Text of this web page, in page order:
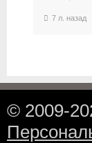
7 л. назад
© 2009-